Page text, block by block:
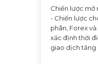
Chiến lược mở
- Chiến lược
phân, Forex
xác định thời
giao dịch tăng